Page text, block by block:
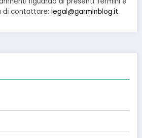
di contattare: legal@garminblog.it.